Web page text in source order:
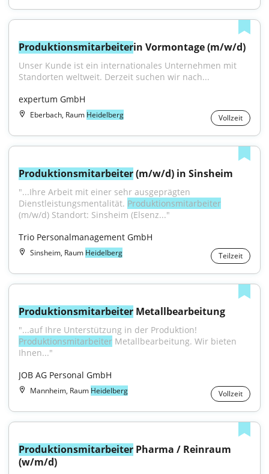
Produktionsmitarbeiterin Vormontage (m/w/d)
Unser Kunde ist ein internationales Unternehmen mit
Standorten weltweit. Derzeit suchen wir nach...
expertum GmbH
Eberbach, Raum Heidelberg Vollzeit
Produktionsmitarbeiter (m/w/d) in Sinsheim
"...Ihre Arbeit mit einer sehr ausgeprägten
Dienstleistungsmentalität. Produktionsmitarbeiter
(m/w/d) Standort: Sinsheim (Elsenz..."
Trio Personalmanagement GmbH
Sinsheim, Raum Heidelberg Teilzeit
Produktionsmitarbeiter Metallbearbeitung
Produktionsmitarbeiter Metallbearbeitung. Wir bieten
Ihnen..."
JOB AG Personal GmbH
Mannheim, Raum Heidelberg Vollzeit
Produktionsmitarbeiter Pharma / Reinraum
(w/m/d)